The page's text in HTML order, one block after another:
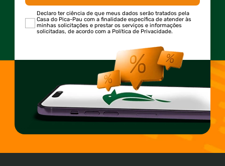
Declaro ter ciência de que meus dados serão tratados pela
Casa do Pica-Pau com a finalidade específica de atender às
minhas solicitações e prestar os serviços e informações
solicitadas, de acordo com a Política de Privacidade.